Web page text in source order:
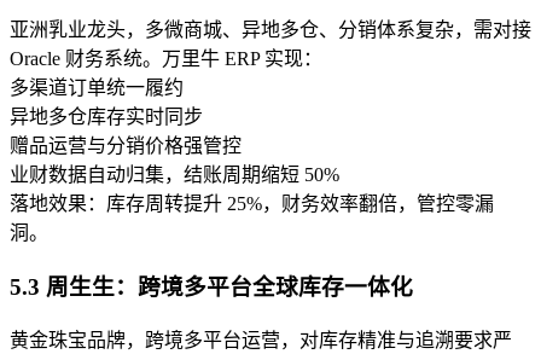
亚洲乳业龙头，多微商城、异地多仓、分销体系复杂，需对接
Oracle 财务系统。万里牛 ERP 实现：
多渠道订单统一履约
异地多仓库存实时同步
赠品运营与分销价格强管控
业财数据自动归集，结账周期缩短 50%
落地效果：库存周转提升 25%，财务效率翻倍，管控零漏
洞。
5.3 周生生：跨境多平台全球库存一体化
黄金珠宝品牌，跨境多平台运营，对库存精准与追溯要求严